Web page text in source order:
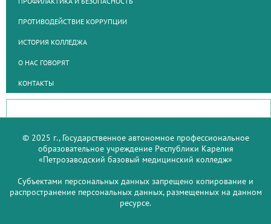
ПРОТИВОДЕЙСТВИЕ КОРРУПЦИИ
ИСТОРИЯ КОЛЛЕДЖА
О НАС ГОВОРЯТ
КОНТАКТЫ
© 2025 г., Государственное автономное профессиональное
образовательное учреждение Республики Карелия
«Петрозаводский базовый медицинский колледж»
Субъектами персональных данных запрещено копирование и
распространение персональных данных, размещенных на данном
ресурсе.